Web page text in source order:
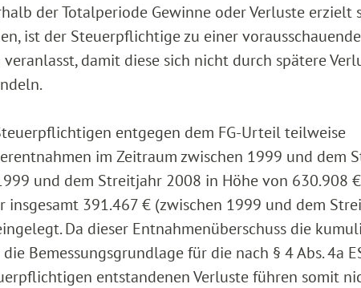
der Totalperiode Gewinne oder Verluste erzielt
ist der Steuerpflichtige zu einer
damit diese sich nicht durch spätere
entgegen dem FG-Urteil teilweise
im Zeitraum zwischen 1999 und dem
und dem Streitjahr 2008 in Höhe von 630.908
391.467 € (zwischen 1999 und dem
Da dieser Entnahmenüberschuss die
Bemessungsgrundlage für die nach § 4 Abs. 4a
entstandenen Verluste führen somit